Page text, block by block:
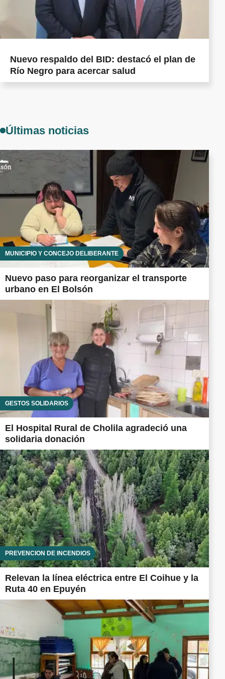
Nuevo respaldo del BID: destacó el plan de
Río Negro para acercar salud
Últimas noticias
MUNICIPIO Y CONCEJO DELIBERANTE
Nuevo paso para reorganizar el transporte
urbano en El Bolsón
GESTOS SOLIDARIOS
El Hospital Rural de Cholila agradeció una
solidaria donación
PREVENCIÓN DE INCENDIOS
Relevan la línea eléctrica entre El Coihue y la
Ruta 40 en Epuyén